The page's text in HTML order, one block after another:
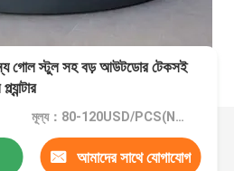
জন্য গোল স্টুল সহ বড় আউটডোর টেকসই
মূল্য：80-120USD/PCS(Negotiate)
আমাদের সাথে যোগাযোগ